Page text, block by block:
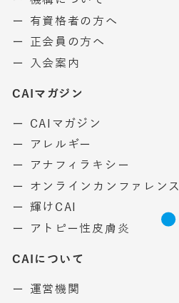
ー 有資格者の方へ
ー 正会員の方へ
ー 入会案内
CAIマガジン
ー CAIマガジン
ー アレルギー
ー アナフィラキシー
ー オンラインカンファレンス
ー 輝けCAI
ー アトピー性皮膚炎
CAIについて
ー 運営機関